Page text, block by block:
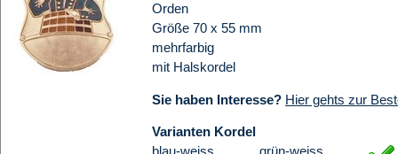
Orden
Größe 70 x 55 mm
mehrfarbig
mit Halskordel
Sie haben Interesse? Hier gehts zur
Varianten Kordel